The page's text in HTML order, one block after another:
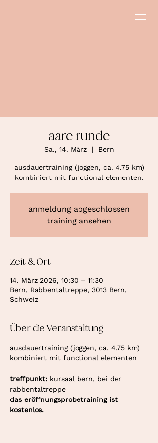
aare runde
Sa., 14. März
  |
Bern
ausdauertraining (joggen, ca. 4.75 km)
kombiniert mit functional elementen.
anmeldung abgeschlossen
training ansehen
Zeit & Ort
14. März 2026, 10:30 – 11:30
Bern, Rabbentaltreppe, 3013 Bern,
Schweiz
Über die Veranstaltung
ausdauertraining (joggen, ca. 4.75 km)
kombiniert mit functional elementen
treffpunkt: kursaal bern, bei der
rabbentaltreppe
das eröffnungsprobetraining ist
kostenlos.